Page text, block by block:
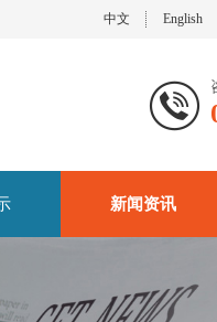
中文 English
新闻资讯